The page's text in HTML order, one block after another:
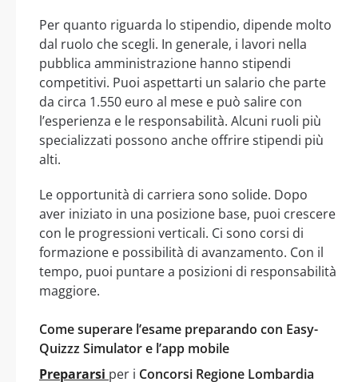
Per quanto riguarda lo stipendio, dipende molto
dal ruolo che scegli. In generale, i lavori nella
pubblica amministrazione hanno stipendi
competitivi. Puoi aspettarti un salario che parte
da circa 1.550 euro al mese e può salire con
l’esperienza e le responsabilità. Alcuni ruoli più
specializzati possono anche offrire stipendi più
alti.
Le opportunità di carriera sono solide. Dopo
aver iniziato in una posizione base, puoi crescere
con le progressioni verticali. Ci sono corsi di
formazione e possibilità di avanzamento. Con il
tempo, puoi puntare a posizioni di responsabilità
maggiore.
Come superare l’esame preparando con Easy-
Quizzz Simulator e l’app mobile
Prepararsi per i Concorsi Regione Lombardia